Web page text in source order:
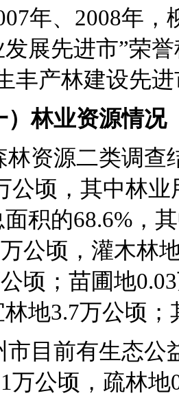
年、 2008年，
展先进市”荣
丰产林建设先
）林业资源情况
林资源二类调查
公顷，其中林业
积的68.6% ，
万公顷，灌木林
顷；苗圃地0.03
林地3.7万公顷；
市目前有生态公
万公顷，疏林地